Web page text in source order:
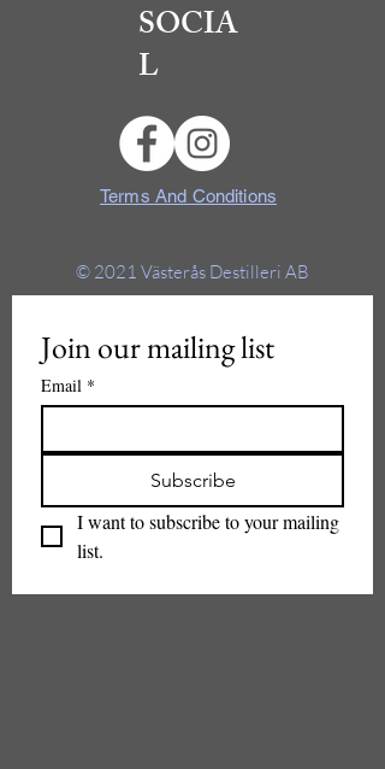
SOCIA
L
Terms And Conditions
© 2021 Västerås Destilleri AB
Join our mailing list
Email *
Subscribe
I want to subscribe to your mailing
list.